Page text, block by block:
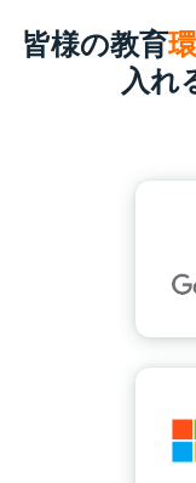
皆様の教育
入れ